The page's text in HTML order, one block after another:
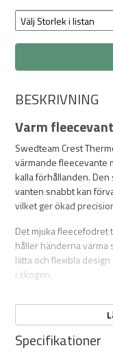
BESKRIVNING
Varm
Swedteam Crest
värmande fleecevante
kalla förhållanden.
vanten snabbt kan
vilket ger ökad
Det mjuka fleecefodret
håller händerna varma
lätta och flexibla
i skogen.
Specifikationer